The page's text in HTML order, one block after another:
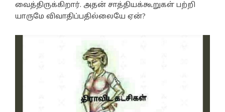
வைத்திருக்கிறார். அதன் சாத்தியக்கூறுகள் பற்றி
யாருமே விவாதிப்பதில்லையே ஏன்?